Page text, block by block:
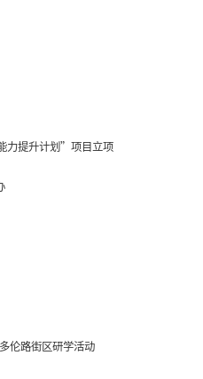
力提升计划”项目立项
伦路街区研学活动